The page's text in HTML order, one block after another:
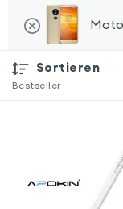
Sortieren
Bestseller